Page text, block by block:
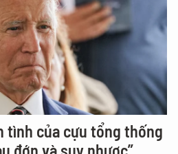
tình của cựu tổng thống